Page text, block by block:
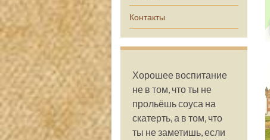
Контакты
Хорошее воспитание
не в том, что ты не
прольёшь соуса на
скатерть, а в том, что
ты не заметишь, если